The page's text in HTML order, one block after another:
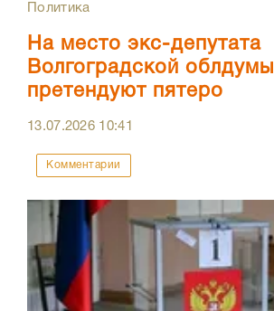
Политика
На место экс-депутата
Волгоградской облдумы
претендуют пятеро
13.07.2026 10:41
Комментарии